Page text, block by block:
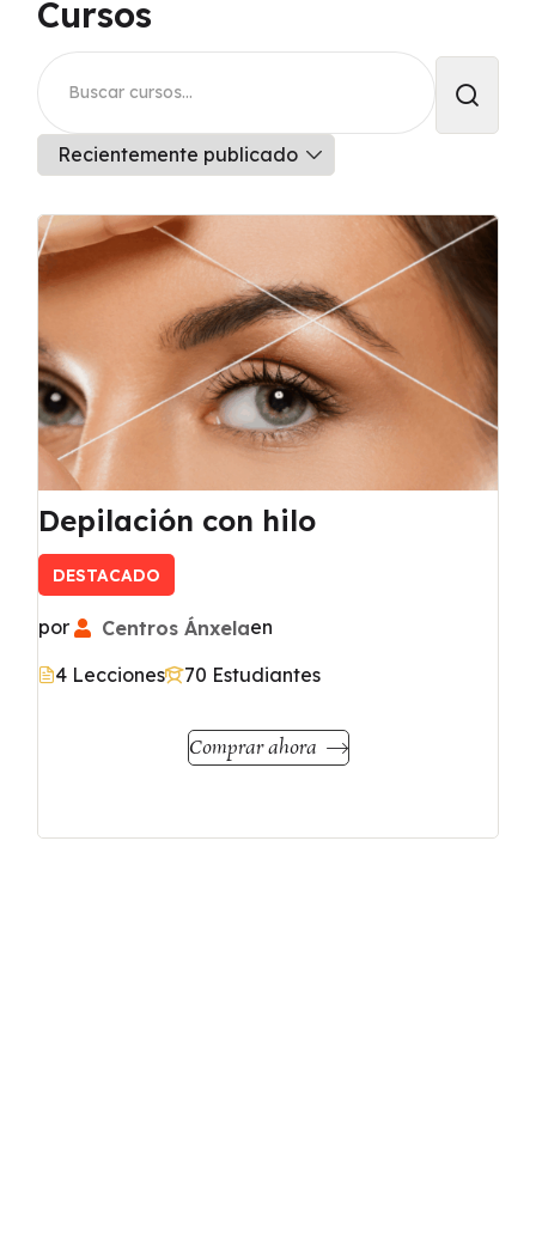
Cursos
Depilación con hilo
DESTACADO
por Centros Ánxelaen
4 Lecciones
70 Estudiantes
Comprar ahora